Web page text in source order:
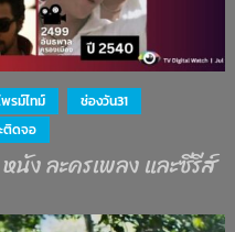
พรม์ไทม์
ช่องวัน31
ติดจอ
นัง ละครเพลง และซีรีส์